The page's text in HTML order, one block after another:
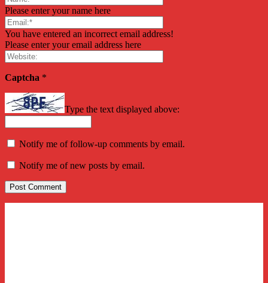
Please enter your name here
You have entered an incorrect email address!
Please enter your email address here
Captcha *
Type the text displayed above:
Notify me of follow-up comments by email.
Notify me of new posts by email.